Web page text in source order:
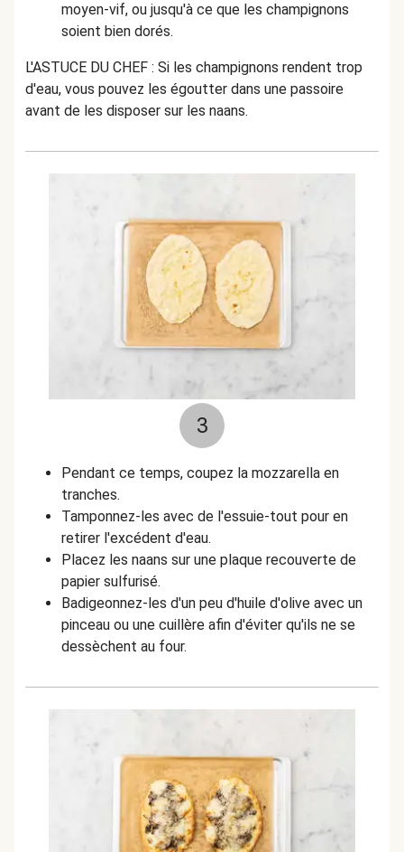
moyen-vif, ou jusqu'à ce que les champignons
soient bien dorés.
L'ASTUCE DU CHEF : Si les champignons rendent trop
d'eau, vous pouvez les égoutter dans une passoire
avant de les disposer sur les naans.
3
Pendant ce temps, coupez la mozzarella en
tranches.
Tamponnez-les avec de l'essuie-tout pour en
retirer l'excédent d'eau.
Placez les naans sur une plaque recouverte de
papier sulfurisé.
Badigeonnez-les d'un peu d'huile d'olive avec un
pinceau ou une cuillère afin d'éviter qu'ils ne se
dessèchent au four.